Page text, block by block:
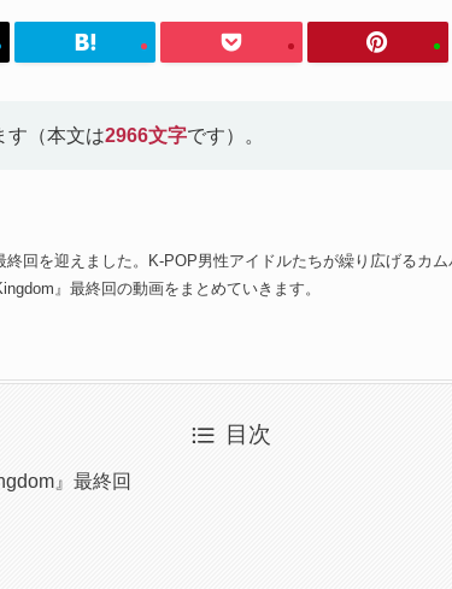
す（本文は2966文字です）。
終回を迎えました。K-POP男性アイドルたちが繰り広げるカ
』最終回の動画をまとめていきます。
目次
』最終回